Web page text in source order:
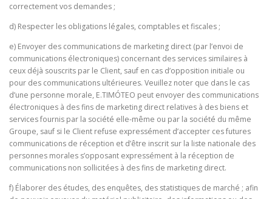
correctement vos demandes ;
d) Respecter les obligations légales, comptables et fiscales ;
e) Envoyer des communications de marketing direct (par l’envoi de
communications électroniques) concernant des services similaires à
ceux déjà souscrits par le Client, sauf en cas d’opposition initiale ou
pour des communications ultérieures. Veuillez noter que dans le cas
d’une personne morale, E.TIMÓTEO peut envoyer des communications
électroniques à des fins de marketing direct relatives à des biens et
services fournis par la société elle-même ou par la société du même
Groupe, sauf si le Client refuse expressément d’accepter ces futures
communications de réception et d’être inscrit sur la liste nationale des
personnes morales s’opposant expressément à la réception de
communications non sollicitées à des fins de marketing direct.
f) Élaborer des études, des enquêtes, des statistiques de marché ; afin